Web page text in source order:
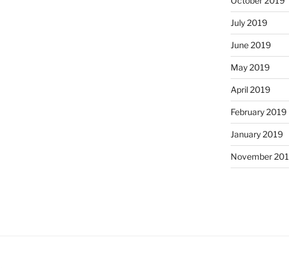
July 2019
June 2019
May 2019
April 2019
February 2019
January 2019
November